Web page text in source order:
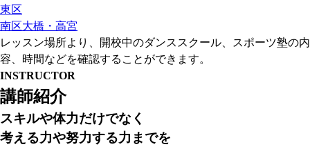
東区
南区大橋・高宮
レッスン場所より、開校中のダンススクール、スポーツ塾の内
容、時間などを確認することができます。
INSTRUCTOR
講師紹介
スキルや体力だけでなく
考える力や努力する力までを